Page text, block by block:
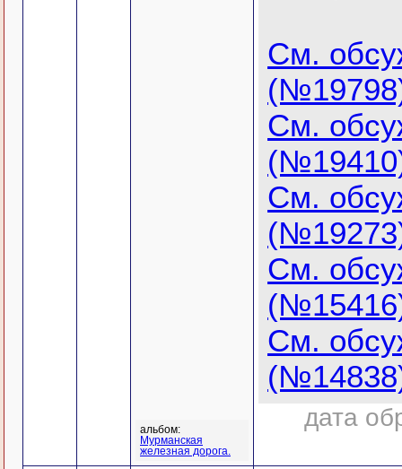
См.
См.
См.
См.
См.
дата
альбом:
Мурманская
железная дорога.